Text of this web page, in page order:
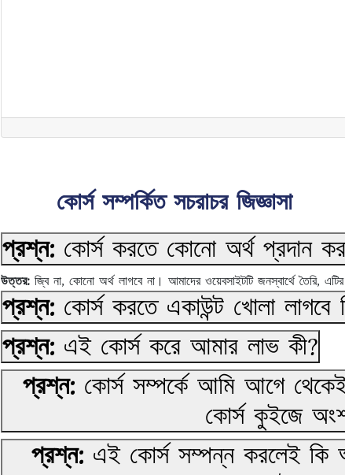
কোর্স সম্পর্কিত সচরাচর জিজ্ঞাসা
প্রশ্ন: কোর্স করতে কোনো অর্থ প্রদান
উত্তর: জ্বি না, কোনো অর্থ লাগবে না। আমাদের ওয়েবসাইটটি জনস্বার্থে তৈরি,
প্রশ্ন: কোর্স করতে একাউন্ট খোলা লাগবে
প্রশ্ন: এই কোর্স করে আমার লাভ কী?
প্রশ্ন:কোর্স সম্পর্কে আমি আগে
কোর্স কুইজে
প্রশ্ন:এই কোর্স সম্পন্ন করলেই কি